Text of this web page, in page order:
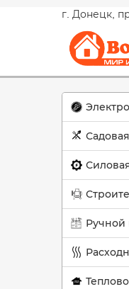
г. Донецк,
Ручной